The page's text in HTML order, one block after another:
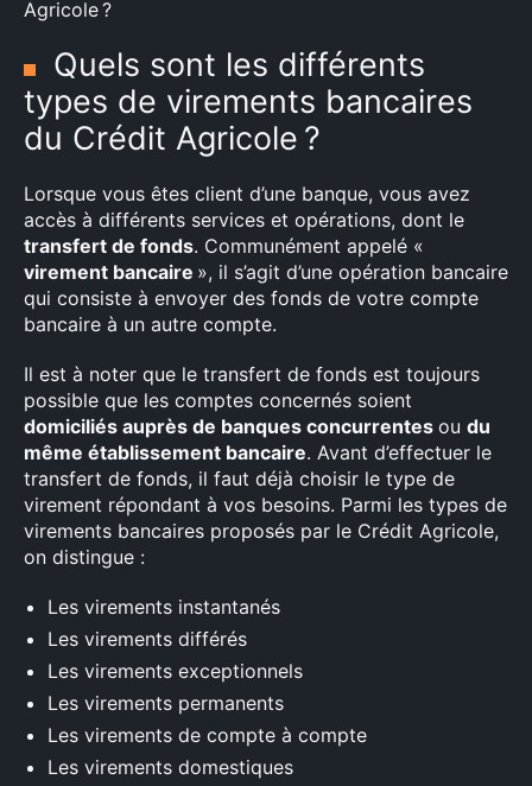
Agricole ?
Quels sont les différents
types de virements bancaires
du Crédit Agricole ?
Lorsque vous êtes client d’une banque, vous avez
accès à différents services et opérations, dont le
transfert de fonds. Communément appelé «
virement bancaire », il s’agit d’une opération bancaire
qui consiste à envoyer des fonds de votre compte
bancaire à un autre compte.
Il est à noter que le transfert de fonds est toujours
possible que les comptes concernés soient
domiciliés auprès de banques concurrentes ou du
même établissement bancaire. Avant d’effectuer le
transfert de fonds, il faut déjà choisir le type de
virement répondant à vos besoins. Parmi les types de
virements bancaires proposés par le Crédit Agricole,
on distingue :
Les virements instantanés
Les virements différés
Les virements exceptionnels
Les virements permanents
Les virements de compte à compte
Les virements domestiques